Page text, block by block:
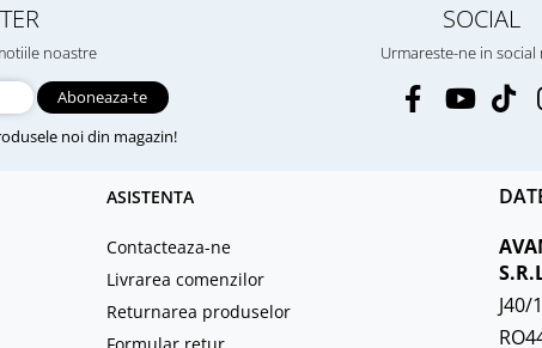
noastre
noi din magazin!
SOCIAL
Urmareste-ne in social
ASISTENTA
Contacteaza-ne
Livrarea comenzilor
Returnarea produselor
J40/